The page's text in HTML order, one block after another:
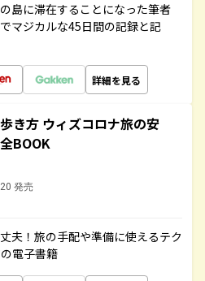
島に滞在することになった筆者
マジカルな45日間の記録と記
詳細を見る
き方 ウィズコロナ旅の安
BOOK
発売
夫！旅の手配や準備に使えるテク
電子書籍